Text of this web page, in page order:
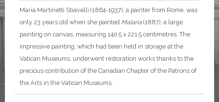
Maria Martinetti Stiavelli (1864-1937), a painter from Rome, was
only 23 years old when she painted Malaria (1887), a large
painting on canvas, measuring 140.5 x 221.5 centimetres. The
impressive painting, which had been held in storage at the
Vatican Museums, underwent restoration works thanks to the
precious contribution of the Canadian Chapter of the Patrons of
the Arts in the Vatican Museums.